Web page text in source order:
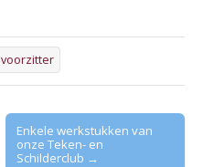
voorzitter
Enkele werkstukken van
onze Teken- en
Schilderclub →